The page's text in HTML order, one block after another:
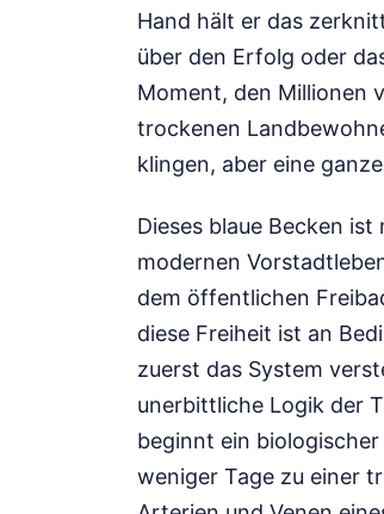
Hand hält er das
über den Erfolg oder
Moment, den Millionen
trockenen
klingen, aber eine
Dieses blaue Becken
modernen
dem öffentlichen
diese Freiheit ist an
zuerst das System
unerbittliche Logik der
beginnt ein
weniger Tage zu einer